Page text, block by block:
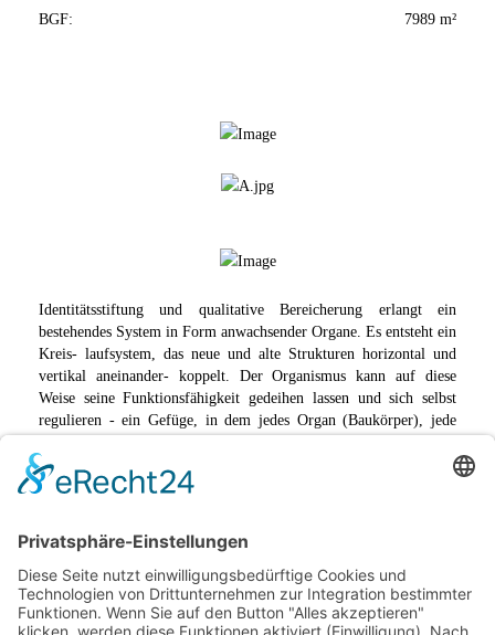
BGF:
7989 m²
Identitätsstiftung und qualitative Bereicherung erlangt ein
bestehendes System in Form anwachsender Organe. Es entsteht ein
Kreis- laufsystem, das neue und alte Strukturen horizontal und
vertikal aneinander- koppelt. Der Organismus kann auf diese
Weise seine Funktionsfähigkeit gedeihen lassen und sich selbst
regulieren - ein Gefüge, in dem jedes Organ (Baukörper), jede
(Raum/ Ort) unterei- nander verknüpft ist.